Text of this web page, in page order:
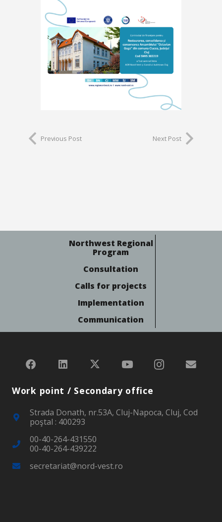
Previous Post Next Post
Northwest Regional
Program
Consultation
Calls for projects
Implementation
Communication
Work point / Secondary office
Strada Donath, nr.53A, Cluj-Napoca, Cluj, Cod
poştal : 400293
00-40-264-431550
00-40-264-439222
secretariat@nord-vest.ro